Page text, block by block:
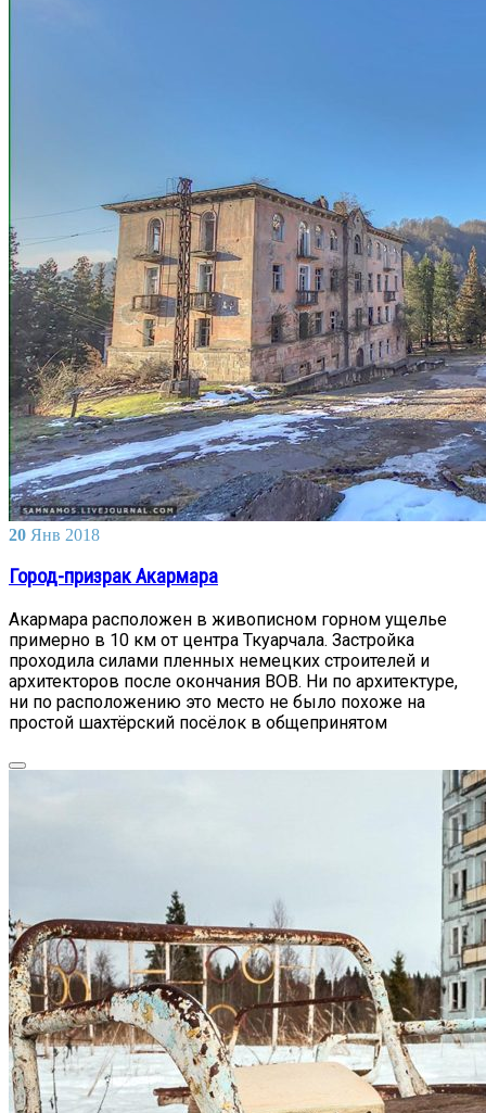
20 Янв 2018
Город-призрак Акармара
Акармара расположен в живописном горном ущелье
примерно в 10 км от центра Ткуарчала. Застройка
проходила силами пленных немецких строителей и
архитекторов после окончания ВОВ. Ни по архитектуре,
ни по расположению это место не было похоже на
простой шахтёрский посёлок в общепринятом